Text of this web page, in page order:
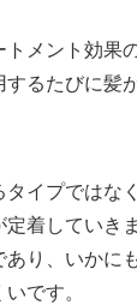
トメント効果
するたびに髪
イプではな
着していき
あり、いかに
です。